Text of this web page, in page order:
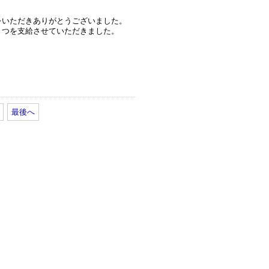
だきありがとうございました。
を支給させていただきました。
最後へ